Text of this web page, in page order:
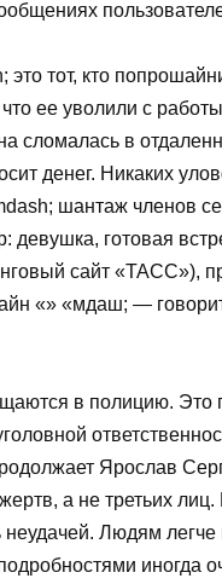
это тот, кто
ее уволили с
сломалась в
денег. Никаких
шантаж членов
готовая
сайт «ТАСС»),
«» «мдаш; —
в полицию. Это
Ярослав
а не третьих
неудачей. Людям
иногда